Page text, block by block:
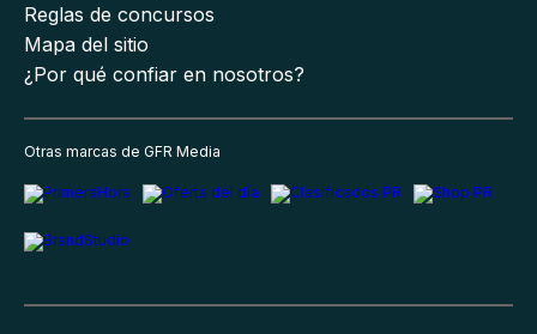
Reglas de concursos
Mapa del sitio
¿Por qué confiar en nosotros?
Otras marcas de GFR Media